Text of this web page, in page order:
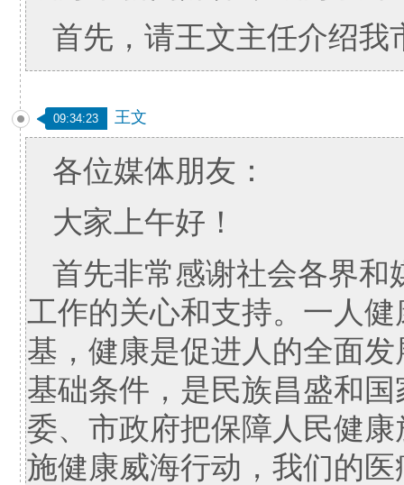
首先，请王文主任介绍我
09:34:23 王文
各位媒体朋友：
大家上午好！
首先非常感谢社会各界和
工作的关心和支持。一人
基，健康是促进人的全面
基础条件，是民族昌盛和
委、市政府把保障人民健
施健康威海行动，我们的